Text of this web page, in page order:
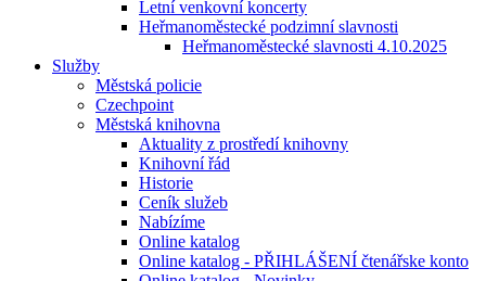
Letní venkovní koncerty
Heřmanoměstecké podzimní slavnosti
Heřmanoměstecké slavnosti 4.10.2025
Služby
Městská policie
Czechpoint
Městská knihovna
Aktuality z prostředí knihovny
Knihovní řád
Historie
Ceník služeb
Nabízíme
Online katalog
Online katalog - PŘIHLÁŠENÍ čtenářske konto